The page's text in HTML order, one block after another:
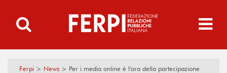
Ferpi > News > Per i media online è l'ora della partecipazione